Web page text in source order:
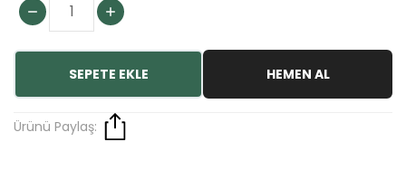
SEPETE EKLE HEMEN AL
Ürünü Paylaş: